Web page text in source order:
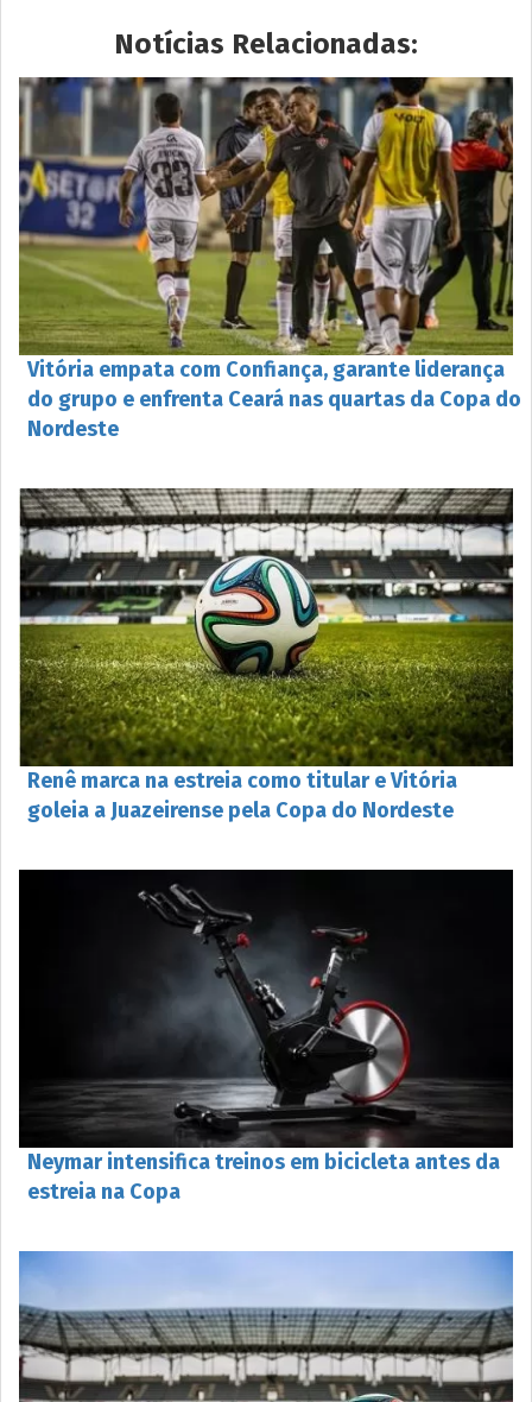
Notícias Relacionadas:
Vitória empata com Confiança, garante liderança
do grupo e enfrenta Ceará nas quartas da Copa do
Nordeste
Renê marca na estreia como titular e Vitória
goleia a Juazeirense pela Copa do Nordeste
Neymar intensifica treinos em bicicleta antes da
estreia na Copa